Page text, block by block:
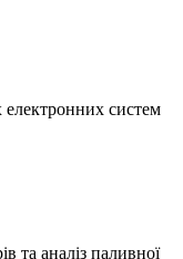
електронних систем
та аналіз паливної